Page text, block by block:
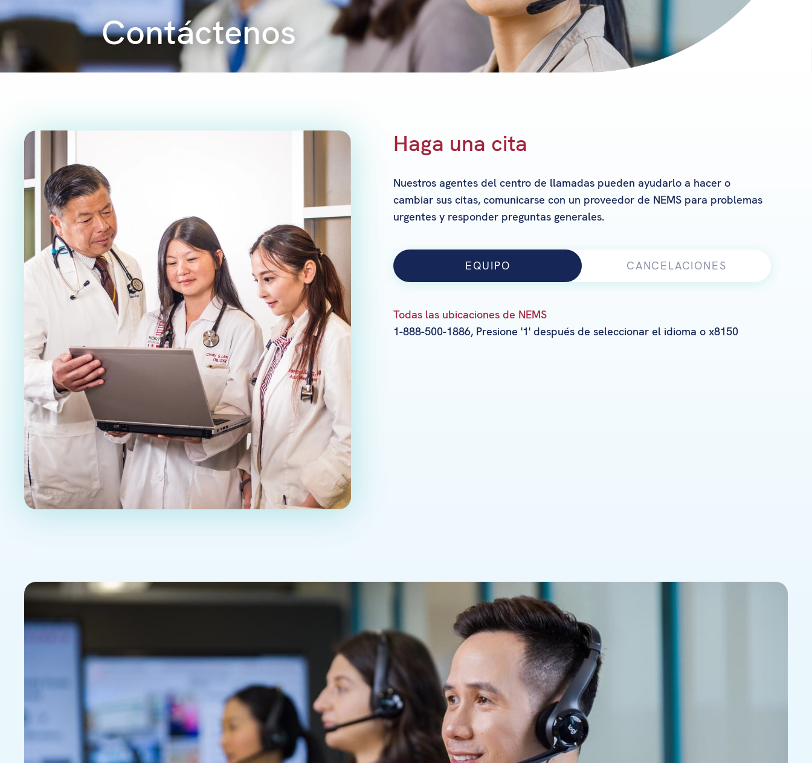
Contáctenos
Haga una cita
Nuestros agentes del centro de llamadas pueden ayudarlo a hacer o
cambiar sus citas, comunicarse con un proveedor de NEMS para problemas
urgentes y responder preguntas generales.
EQUIPO CANCELACIONES
Todas las ubicaciones de NEMS
1-888-500-1886, Presione '1' después de seleccionar el idioma o x8150